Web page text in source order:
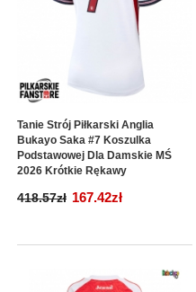
Tanie Strój Piłkarski Anglia
Bukayo Saka #7 Koszulka
Podstawowej Dla Damskie MŚ
2026 Krótkie Rękawy
418.57zł 167.42zł